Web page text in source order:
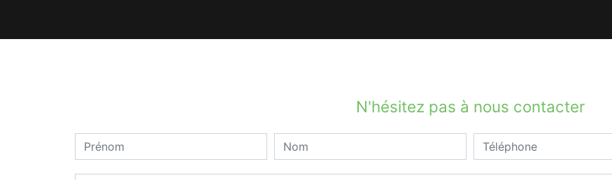
N'hésitez pas à nous contacter